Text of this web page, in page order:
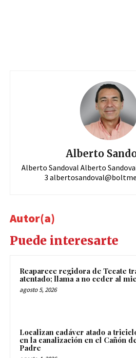
Alberto
Alberto Sandoval Alberto
3
Autor(a)
Puede interesarte
Reaparece regidora de Tecate
atentado; llama a no ceder al
agosto 5, 2026
Localizan cadáver atado a
en la canalización en el Cañón
Padre